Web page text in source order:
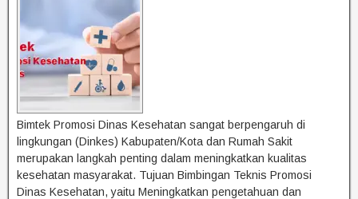
Bimtek Promosi Dinas Kesehatan sangat berpengaruh di
lingkungan (Dinkes) Kabupaten/Kota dan Rumah Sakit
merupakan langkah penting dalam meningkatkan kualitas
kesehatan masyarakat. Tujuan Bimbingan Teknis Promosi
Dinas Kesehatan, yaitu Meningkatkan pengetahuan dan